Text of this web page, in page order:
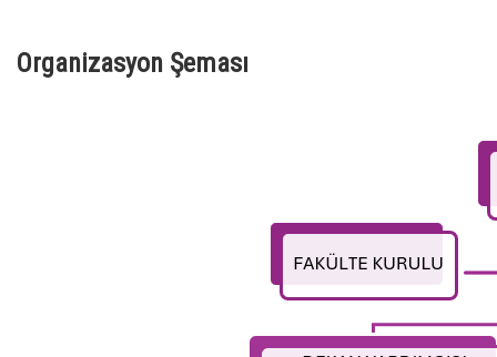
Organizasyon Şeması